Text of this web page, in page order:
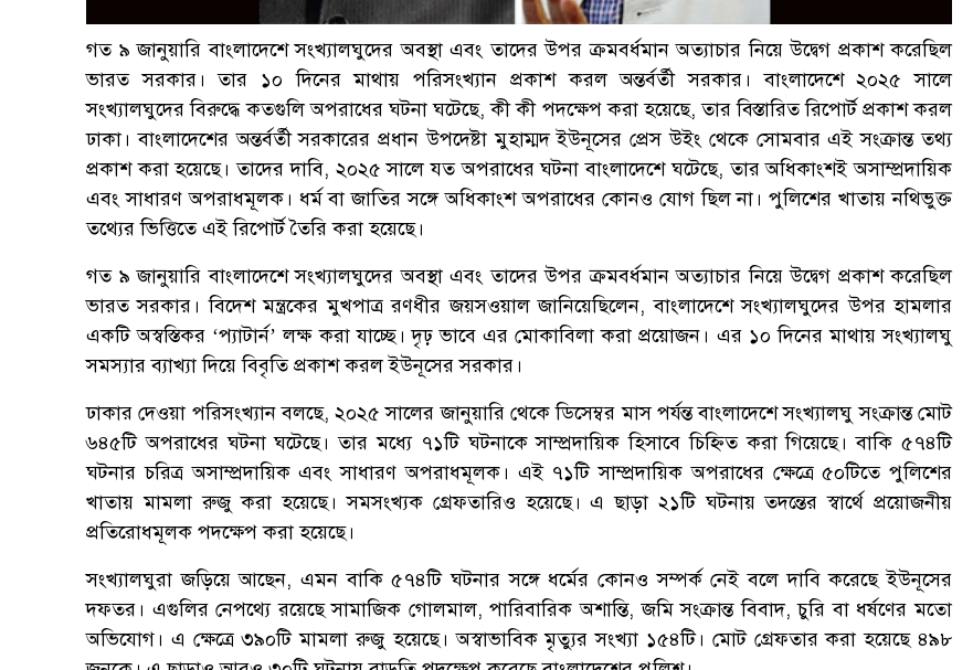
গত ৯ জানুয়ারি বাংলাদেশে সংখ্যালঘুদের অবস্থা এবং তাদের উপর ক্রমবর্ধমান অত্যাচার নিয়ে উদ্বেগ প্রকাশ করেছিল
ভারত সরকার। তার ১০ দিনের মাথায় পরিসংখ্যান প্রকাশ করল অন্তর্বর্তী সরকার। বাংলাদেশে ২০২৫ সালে
সংখ্যালঘুদের বিরুদ্ধে কতগুলি অপরাধের ঘটনা ঘটেছে, কী কী পদক্ষেপ করা হয়েছে, তার বিস্তারিত রিপোর্ট প্রকাশ করল
ঢাকা। বাংলাদেশের অন্তর্বর্তী সরকারের প্রধান উপদেষ্টা মুহাম্মদ ইউনূসের প্রেস উইং থেকে সোমবার এই সংক্রান্ত তথ্য
প্রকাশ করা হয়েছে। তাদের দাবি, ২০২৫ সালে যত অপরাধের ঘটনা বাংলাদেশে ঘটেছে, তার অধিকাংশই অসাম্প্রদায়িক
এবং সাধারণ অপরাধমূলক। ধর্ম বা জাতির সঙ্গে অধিকাংশ অপরাধের কোনও যোগ ছিল না। পুলিশের খাতায় নথিভুক্ত
তথ্যের ভিত্তিতে এই রিপোর্ট তৈরি করা হয়েছে।
গত ৯ জানুয়ারি বাংলাদেশে সংখ্যালঘুদের অবস্থা এবং তাদের উপর ক্রমবর্ধমান অত্যাচার নিয়ে উদ্বেগ প্রকাশ করেছিল
ভারত সরকার। বিদেশ মন্ত্রকের মুখপাত্র রণধীর জয়সওয়াল জানিয়েছিলেন, বাংলাদেশে সংখ্যালঘুদের উপর হামলার
একটি অস্বস্তিকর ‘প্যাটার্ন’ লক্ষ করা যাচ্ছে। দৃঢ় ভাবে এর মোকাবিলা করা প্রয়োজন। এর ১০ দিনের মাথায় সংখ্যালঘু
সমস্যার ব্যাখ্যা দিয়ে বিবৃতি প্রকাশ করল ইউনূসের সরকার।
ঢাকার দেওয়া পরিসংখ্যান বলছে, ২০২৫ সালের জানুয়ারি থেকে ডিসেম্বর মাস পর্যন্ত বাংলাদেশে সংখ্যালঘু সংক্রান্ত মোট
৬৪৫টি অপরাধের ঘটনা ঘটেছে। তার মধ্যে ৭১টি ঘটনাকে সাম্প্রদায়িক হিসাবে চিহ্নিত করা গিয়েছে। বাকি ৫৭৪টি
ঘটনার চরিত্র অসাম্প্রদায়িক এবং সাধারণ অপরাধমূলক। এই ৭১টি সাম্প্রদায়িক অপরাধের ক্ষেত্রে ৫০টিতে পুলিশের
খাতায় মামলা রুজু করা হয়েছে। সমসংখ্যক গ্রেফতারিও হয়েছে। এ ছাড়া ২১টি ঘটনায় তদন্তের স্বার্থে প্রয়োজনীয়
প্রতিরোধমূলক পদক্ষেপ করা হয়েছে।
সংখ্যালঘুরা জড়িয়ে আছেন, এমন বাকি ৫৭৪টি ঘটনার সঙ্গে ধর্মের কোনও সম্পর্ক নেই বলে দাবি করেছে ইউনূসের
দফতর। এগুলির নেপথ্যে রয়েছে সামাজিক গোলমাল, পারিবারিক অশান্তি, জমি সংক্রান্ত বিবাদ, চুরি বা ধর্ষণের মতো
অভিযোগ। এ ক্ষেত্রে ৩৯০টি মামলা রুজু হয়েছে। অস্বাভাবিক মৃত্যুর সংখ্যা ১৫৪টি। মোট গ্রেফতার করা হয়েছে ৪৯৮